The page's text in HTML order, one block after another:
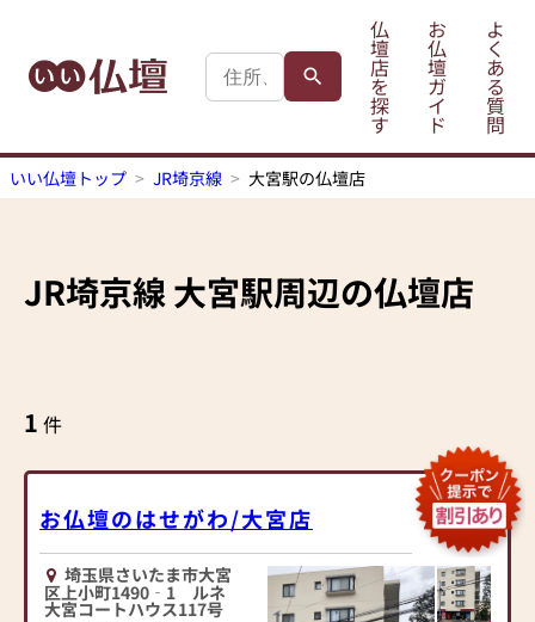
仏
壇
店
を
探
す
お
仏
壇
ガ
イ
ド
よ
く
あ
る
質
問
いい仏壇トップ JR埼京線 大宮駅の仏壇店
JR埼京線大宮駅周辺の仏壇店
1 件
お仏壇のはせがわ/大宮店
埼玉県さいたま市大宮
区上小町1490‐1 ルネ
大宮コートハウス117号